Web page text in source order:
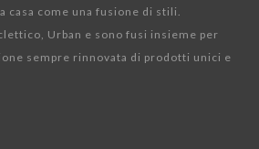
casa come una fusione di stili.
Urban e sono fusi insieme per
sempre rinnovata di prodotti unici e